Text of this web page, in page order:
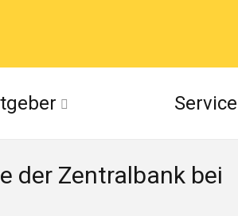
Service
der Zentralbank bei